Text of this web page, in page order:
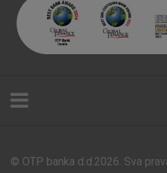
Poslovnice i bankomati
© OTP banka d.d.2026. Sva